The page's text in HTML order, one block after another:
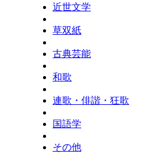
近世文学
草双紙
古典芸能
和歌
連歌・俳諧・狂歌
国語学
その他